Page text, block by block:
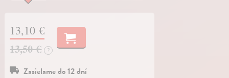
13,10 €
13,50 €
?
Zasielame do 12 dní